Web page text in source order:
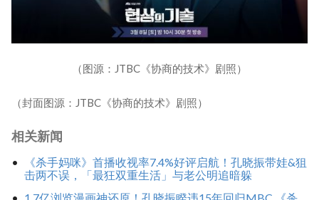
（图源：JTBC《协商的技术》剧照）
（封面图源：JTBC《协商的技术》剧照）
相关新闻
《杀手妈咪》首播收视率7.4%好评启航！孔晓振带娃&狙
击两不误，「最狂双重生活」与老公明追暗躲